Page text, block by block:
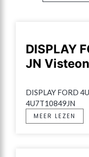
DISPLAY
JN
DISPLAY FORD
4U7T10849JN
MEER LEZEN